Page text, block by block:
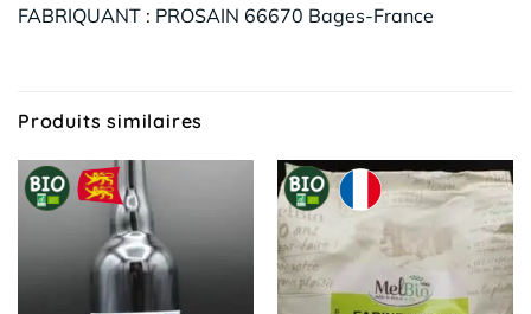
FABRIQUANT : PROSAIN 66670 Bages-France
Produits similaires